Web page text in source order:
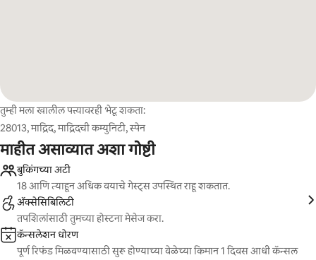
तुम्ही मला खालील पत्त्यावरही भेटू शकता:
28013, माद्रिद, माद्रिदची कम्युनिटी, स्पेन
माहीत असाव्यात अशा गोष्टी
बुकिंगच्या अटी
18 आणि त्याहून अधिक वयाचे गेस्ट्स उपस्थित राहू शकतात.
ॲक्सेसिबिलिटी
तपशिलांसाठी तुमच्या होस्टना मेसेज करा.
कॅन्सलेशन धोरण
पूर्ण रिफंड मिळवण्यासाठी सुरू होण्याच्या वेळेच्या किमान 1 दिवस आधी कॅन्सल